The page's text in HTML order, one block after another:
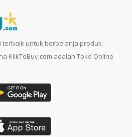
terbaik untuk berbelanja produk
KlikToBuy.com adalah Toko Online